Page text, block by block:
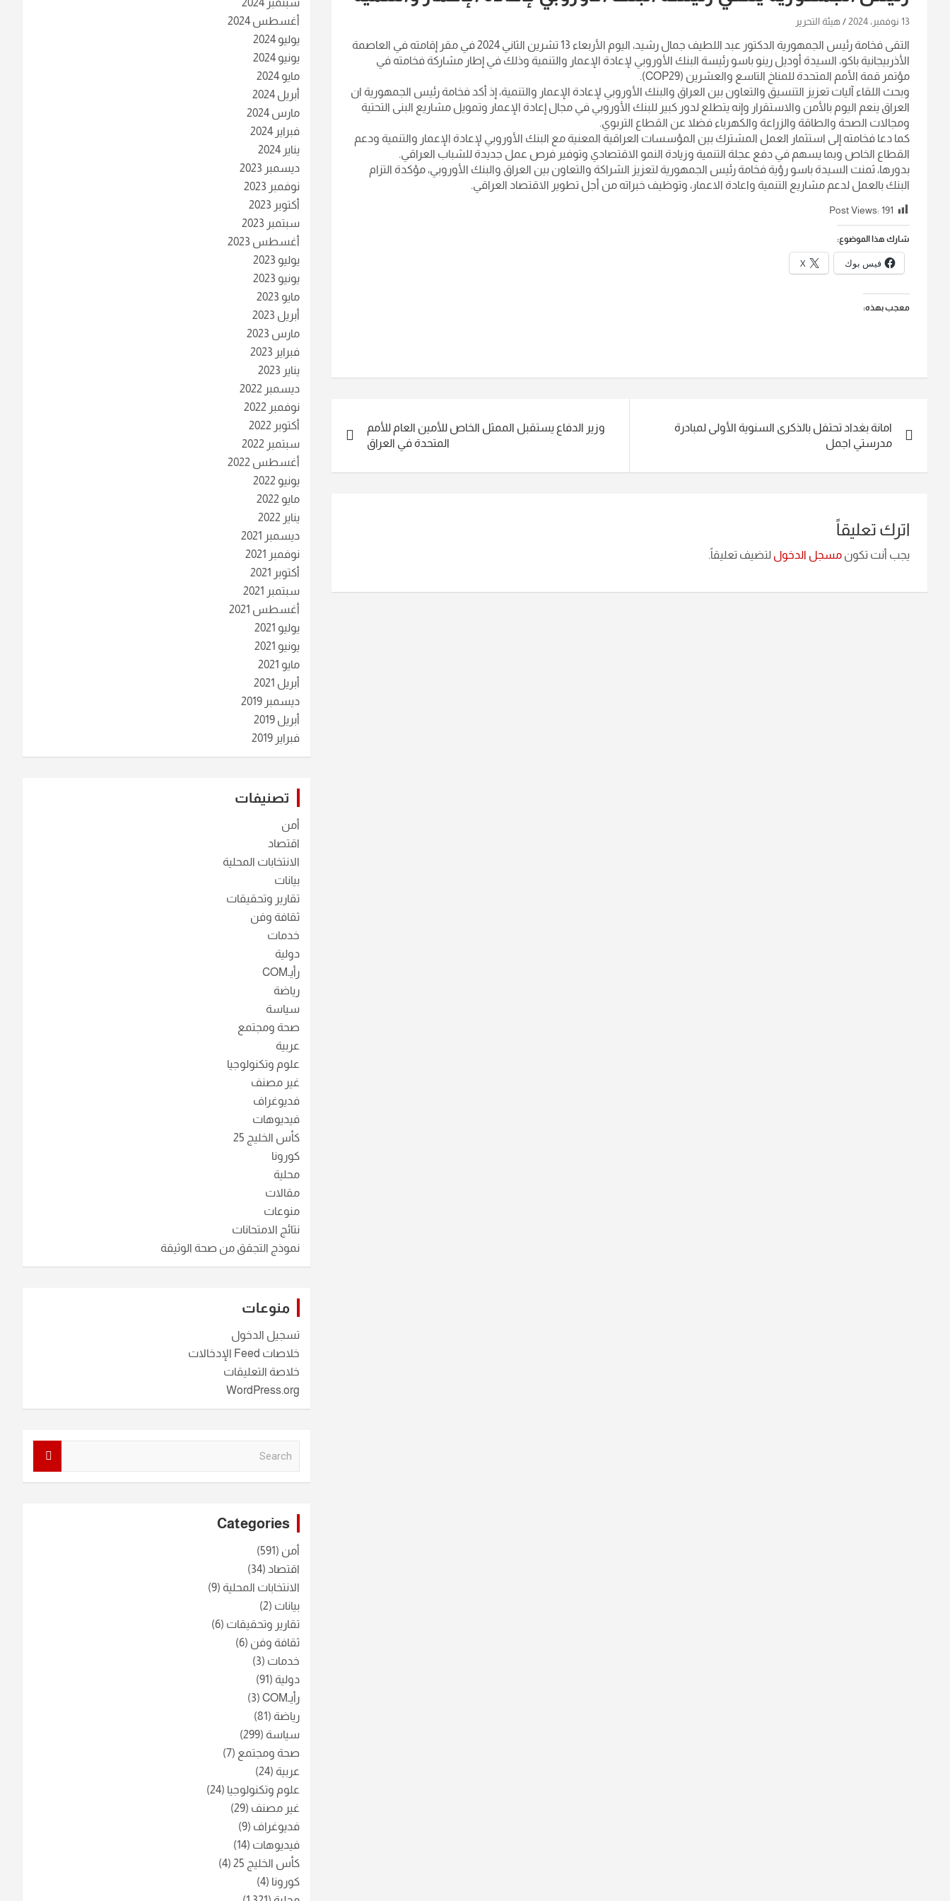
13 نوفمبر، 2024 هيئة التحرير
التقى فخامة رئيس الجمهورية الدكتور عبد اللطيف جمال رشيد، اليوم الأربعاء 13 تشرين الثاني 2024 في مقر إقامته في العاصمة
الأذربيجانية باكو، السيدة أوديل رينو باسو رئيسة البنك الأوروبي لإعادة الإعمار والتنمية وذلك في إطار مشاركة فخامته في
مؤتمر قمة الأمم المتحدة للمناخ التاسع والعشرين (COP29).
وبحث اللقاء آليات تعزيز التنسيق والتعاون بين العراق والبنك الأوروبي لإعادة الإعمار والتنمية، إذ أكد فخامة رئيس الجمهورية ان
العراق ينعم اليوم بالأمن والاستقرار وإنه يتطلع لدور كبير للبنك الأوروبي في مجال إعادة الإعمار وتمويل مشاريع البنى التحتية
ومجالات الصحة والطاقة والزراعة والكهرباء فضلا عن القطاع التربوي.
كما دعا فخامته إلى استثمار العمل المشترك بين المؤسسات العراقية المعنية مع البنك الأوروبي لإعادة الإعمار والتنمية ودعم
القطاع الخاص وبما يسهم في دفع عجلة التنمية وزيادة النمو الاقتصادي وتوفير فرص عمل جديدة للشباب العراقي.
بدورها، ثمنت السيدة باسو رؤية فخامة رئيس الجمهورية لتعزيز الشراكة والتعاون بين العراق والبنك الأوروبي، مؤكدة التزام
البنك بالعمل لدعم مشاريع التنمية واعادة الاعمار، وتوظيف خبراته من أجل تطوير الاقتصاد العراقي.
Post Views: 191
شارك هذا الموضوع:
فيس بوك X
معجب بهذه:
المقالات
امانة بغداد تحتفل بالذكرى السنوية الأولى لمبادرة
مدرستي اجمل
وزير الدفاع يستقبل الممثل الخاص للأمين العام للأمم
المتحدة في العراق
اترك تعليقاً
يجب أنت تكون مسجل الدخول لتضيف تعليقاً.
أغسطس 2024
يوليو 2024
يونيو 2024
مايو 2024
أبريل 2024
مارس 2024
فبراير 2024
يناير 2024
ديسمبر 2023
نوفمبر 2023
أكتوبر 2023
سبتمبر 2023
أغسطس 2023
يوليو 2023
يونيو 2023
مايو 2023
أبريل 2023
مارس 2023
فبراير 2023
يناير 2023
ديسمبر 2022
نوفمبر 2022
أكتوبر 2022
سبتمبر 2022
أغسطس 2022
يونيو 2022
مايو 2022
يناير 2022
ديسمبر 2021
نوفمبر 2021
أكتوبر 2021
سبتمبر 2021
أغسطس 2021
يوليو 2021
يونيو 2021
مايو 2021
أبريل 2021
ديسمبر 2019
أبريل 2019
فبراير 2019
تصنيفات
أمن
اقتصاد
الانتخابات المحلية
بيانات
تقارير وتحقيقات
ثقافة وفن
خدمات
دولية
رأيـCOM
رياضة
سياسة
صحة ومجتمع
عربية
علوم وتكنولوجيا
غير مصنف
فديوغراف
فيديوهات
كأس الخليج 25
كورونا
محلية
مقالات
منوعات
نتائج الامتحانات
نموذج التجقق من صحة الوثيقة
منوعات
تسجيل الدخول
خلاصات Feed الإدخالات
خلاصة التعليقات
WordPress.org
Categories
أمن (591)
اقتصاد (34)
الانتخابات المحلية (9)
بيانات (2)
تقارير وتحقيقات (6)
ثقافة وفن (6)
خدمات (3)
دولية (91)
رأيـCOM
(3)
رياضة (81)
سياسة (299)
صحة ومجتمع (7)
عربية (24)
علوم وتكنولوجيا (24)
غير مصنف (29)
فديوغراف (9)
فيديوهات (14)
كأس الخليج 25
(4)
كورونا (4)